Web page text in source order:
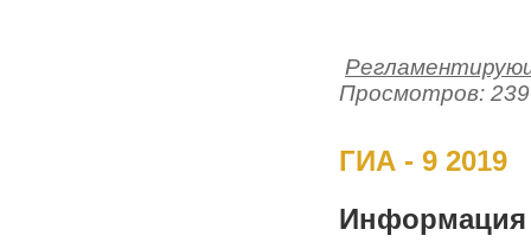
Просмотров:
ГИА - 9 2019